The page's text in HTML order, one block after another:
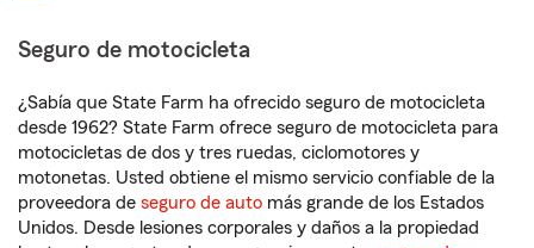
Seguro de motocicleta
¿Sabía que State Farm ha ofrecido seguro de motocicleta
desde 1962? State Farm ofrece seguro de motocicleta para
motocicletas de dos y tres ruedas, ciclomotores y
motonetas. Usted obtiene el mismo servicio confiable de la
proveedora de seguro de auto más grande de los Estados
Unidos. Desde lesiones corporales y daños a la propiedad